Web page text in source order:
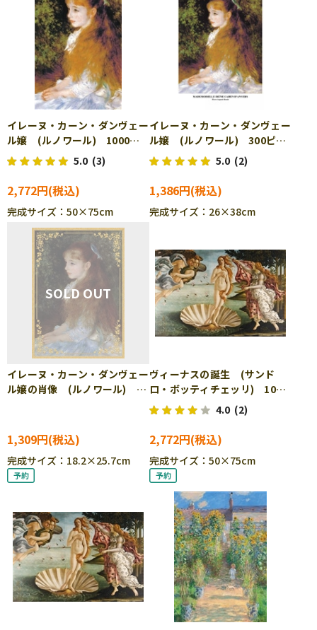
イレーヌ・カーン・ダンヴェー
ル嬢 (ルノワール) 1000ピ
ース ジグソーパズル CUT-
1000-009
5.0 (3)
2,772円
完成サイズ：50×75cm
イレーヌ・カーン・ダンヴェー
ル嬢 (ルノワール) 300ピー
ス ジグソーパズル CUT-
300-030
5.0 (2)
1,386円
完成サイズ：26×38cm
イレーヌ・カーン・ダンヴェー
ル嬢の肖像 (ルノワール)
1,309円
完成サイズ：18.2×25.7cm
ヴィーナスの誕生 (サンド
ロ・ボッティチェッリ) 1000
ピース ジグソーパズル
CUT-1000-095
4.0 (2)
2,772円
完成サイズ：50×75cm